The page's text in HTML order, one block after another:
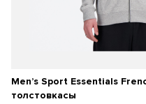
Men’s Sport Essentials
толстовкасы